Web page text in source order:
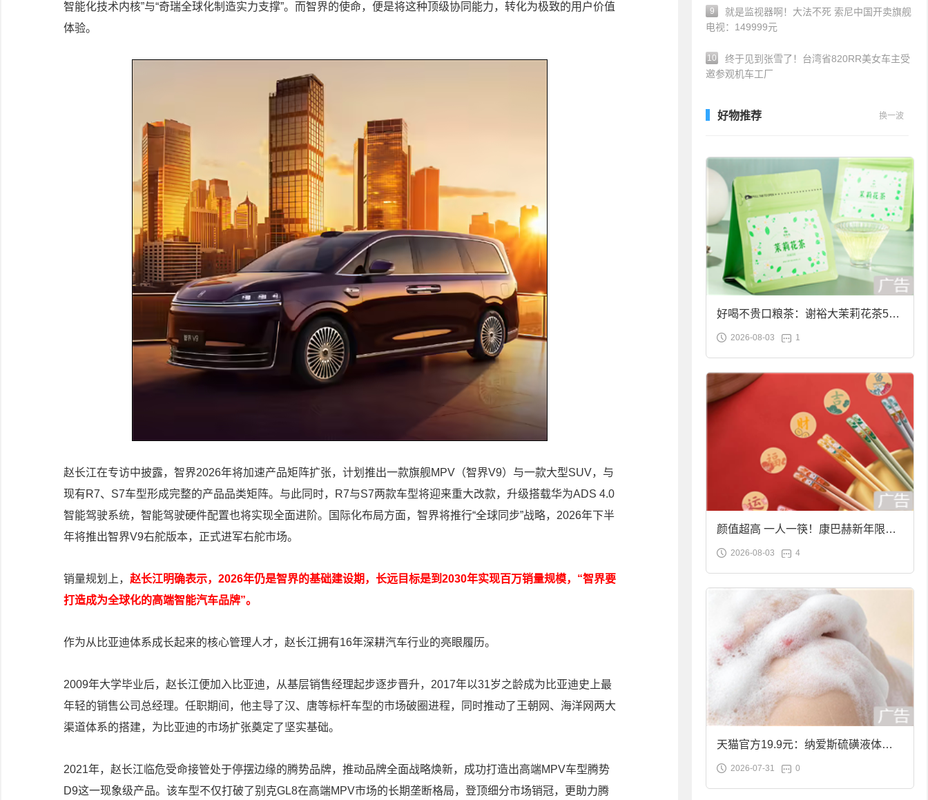
智能化技术内核”与“奇瑞全球化制造实力支撑”。而智界的使命，便是将这种顶级协同能力，转化为极致的用户价值
体验。
赵长江在专访中披露，智界2026年将加速产品矩阵扩张，计划推出一款旗舰MPV（智界V9）与一款大型SUV，与
现有R7、S7车型形成完整的产品品类矩阵。与此同时，R7与S7两款车型将迎来重大改款，升级搭载华为ADS 4.0
智能驾驶系统，智能驾驶硬件配置也将实现全面进阶。国际化布局方面，智界将推行“全球同步”战略，2026年下半
年将推出智界V9右舵版本，正式进军右舵市场。
销量规划上， 赵长江明确表示，2026年仍是智界的基础建设期，长远目标是到2030年实现百万销量规模，“智界要
打造成为全球化的高端智能汽车品牌”。
作为从比亚迪体系成长起来的核心管理人才，赵长江拥有16年深耕汽车行业的亮眼履历。
2009年大学毕业后，赵长江便加入比亚迪，从基层销售经理起步逐步晋升，2017年以31岁之龄成为比亚迪史上最
年轻的销售公司总经理。任职期间，他主导了汉、唐等标杆车型的市场破圈进程，同时推动了王朝网、海洋网两大
渠道体系的搭建，为比亚迪的市场扩张奠定了坚实基础。
2021年，赵长江临危受命接管处于停摆边缘的腾势品牌，推动品牌全面战略焕新，成功打造出高端MPV车型腾势
D9这一现象级产品。该车型不仅打破了别克GL8在高端MPV市场的长期垄断格局，登顶细分市场销冠，更助力腾
9
就是监视器啊！大法不死 索尼中国开卖旗舰
电视：149999元
10
终于见到张雪了！台湾省820RR美女车主受
邀参观机车工厂
好物推荐 换一波
好喝不贵口粮茶：谢裕大茉莉花茶50g
袋装9.9元到手
2026-08-03 1
颜值超高 一人一筷！康巴赫新年限定
合金筷子大促：19.9元
2026-08-03 4
天猫官方19.9元：纳爱斯硫磺液体香
皂2斤大促
2026-07-31 0